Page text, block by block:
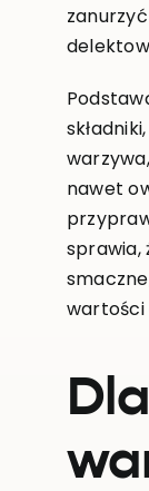
nawet
sprawia,
wartości